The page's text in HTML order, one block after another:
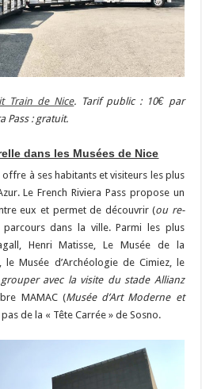
Train de Nice. Tarif public : 10€ par
Pass : gratuit.
dans les Musées de Nice
à ses habitants et visiteurs les plus
Le French Riviera Pass propose un
eux et permet de découvrir (ou re-
dans la ville. Parmi les plus
Henri Matisse, Le Musée de la
le Musée d’Archéologie de Cimiez, le
avec la visite du stade Allianz
MAMAC (Musée d’Art Moderne et
de la « Tête Carrée » de Sosno.